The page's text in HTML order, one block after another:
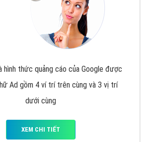
hình thức quảng cáo của Google được
Ad gồm 4 ví trí trên cùng và 3 vị trí
dưới cùng
XEM CHI TIẾT